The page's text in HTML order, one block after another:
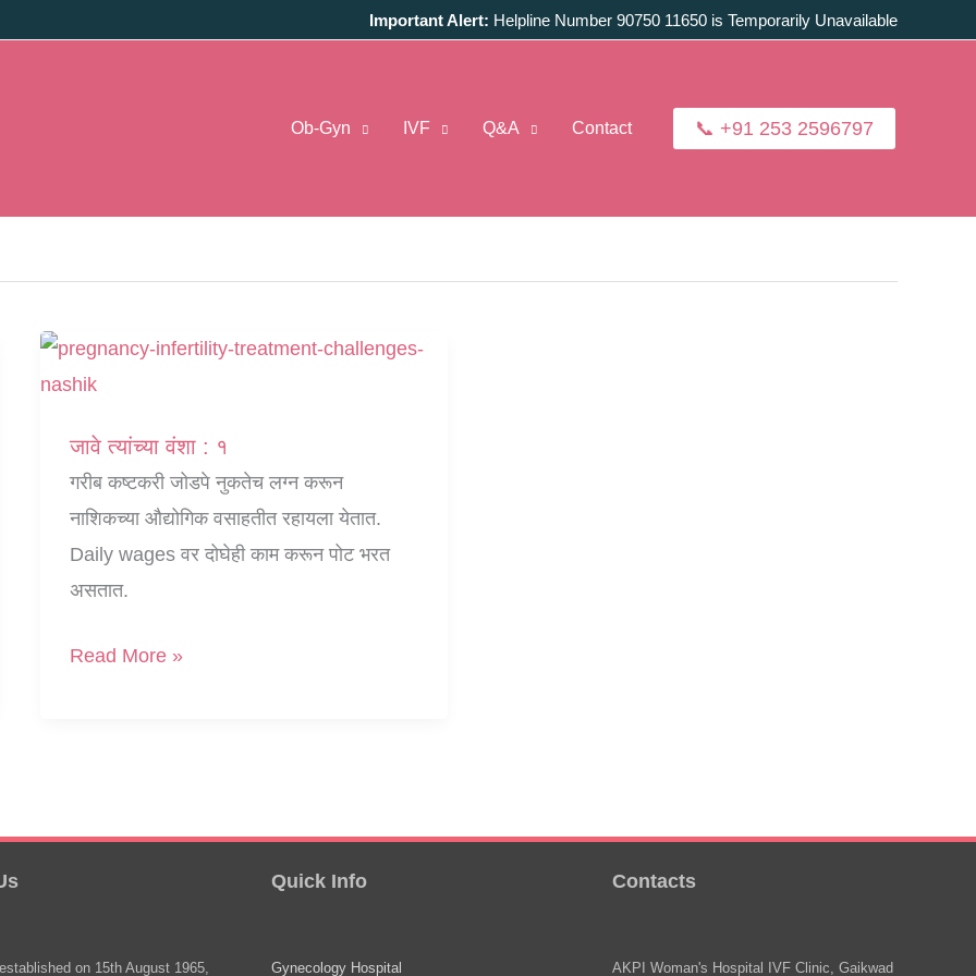
Important Alert: Helpline Number 90750 11650 is Temporarily Unavailable
Ob-Gyn IVF Q&A Contact 📞 +91 253 2596797
जावे त्यांच्या वंशा : १
गरीब कष्टकरी जोडपे नुकतेच लग्न करून
नाशिकच्या औद्योगिक वसाहतीत रहायला येतात.
Daily wages वर दोघेही काम करून पोट भरत
असतात.
जावे
Read More »
on 15th August 1965,
Quick Info
Gynecology Hospital
Contacts
AKPI Woman's Hospital IVF Clinic, Gaikwad